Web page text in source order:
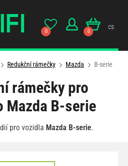
0 0
cs
Redukční rámečky Mazda B-serie
rámečky pro
Mazda B-serie
pro vozidla Mazda B-serie.